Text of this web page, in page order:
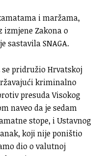
i maržama,
izmjene Zakona o
sastavila SNAGA.
se pridružio Hrvatskoj
kriminalno
presuda Visokog
naveo da je sedam
stope, i Ustavnog
koji nije poništio
dio o valutnoj